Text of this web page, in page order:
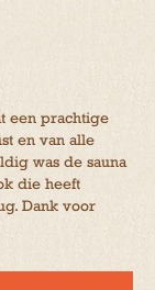
Activiteiten
Gastenboek
Reserveren
een prachtige
en van alle
was de sauna
die heeft
Dank voor